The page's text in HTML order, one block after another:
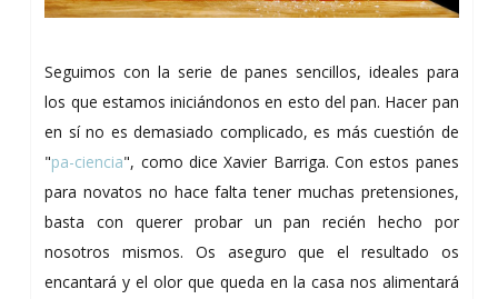
Seguimos con la serie de panes sencillos, ideales para
los que estamos iniciándonos en esto del pan. Hacer pan
en sí no es demasiado complicado, es más cuestión de
"pa-ciencia", como dice Xavier Barriga. Con estos panes
para novatos no hace falta tener muchas pretensiones,
basta con querer probar un pan recién hecho por
nosotros mismos. Os aseguro que el resultado os
encantará y el olor que queda en la casa nos alimentará